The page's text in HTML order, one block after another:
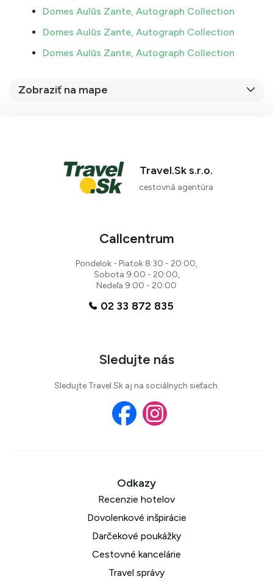
Domes Aulūs Zante, Autograph Collection
Domes Aulūs Zante, Autograph Collection
Domes Aulūs Zante, Autograph Collection
Zobraziť na mape
Travel.Sk s.r.o.
cestovná agentúra
Callcentrum
Pondelok - Piatok 8:30 - 20:00,
Sobota 9:00 - 20:00,
Nedeľa 9:00 - 20:00
02 33 872 835
Sledujte nás
Sledujte Travel.Sk aj na sociálnych sieťach.
Recenzie hotelov
Dovolenkové inšpirácie
Darčekové poukážky
Cestovné kancelárie
Travel správy